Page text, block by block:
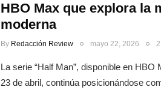
HBO Max que explora la
moderna
By Redacción Review mayo 22, 2026
La serie “Half Man”, disponible en HBO
23 de abril, continúa posicionándose